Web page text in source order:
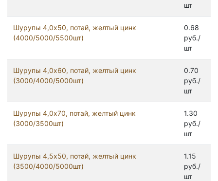
шт
Шурупы 4,0x50, потай, желтый цинк
(4000/5000/5500шт)
0.68
руб./
шт
Шурупы 4,0x60, потай, желтый цинк
(3000/4000/5000шт)
0.70
руб./
шт
Шурупы 4,0x70, потай, желтый цинк
(3000/3500шт)
1.30
руб./
шт
Шурупы 4,5x50, потай, желтый цинк
(3500/4000/5000шт)
1.15
руб./
шт